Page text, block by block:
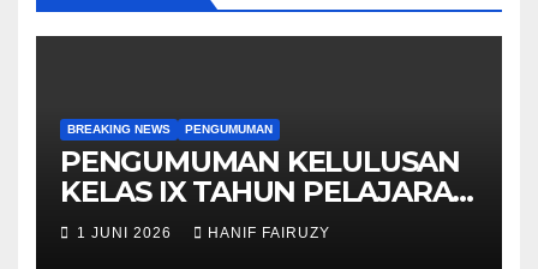
BREAKING NEWS PENGUMUMAN
PENGUMUMAN KELULUSAN
KELAS IX TAHUN PELAJARAN
2025/2026
1 JUNI 2026 HANIF FAIRUZY